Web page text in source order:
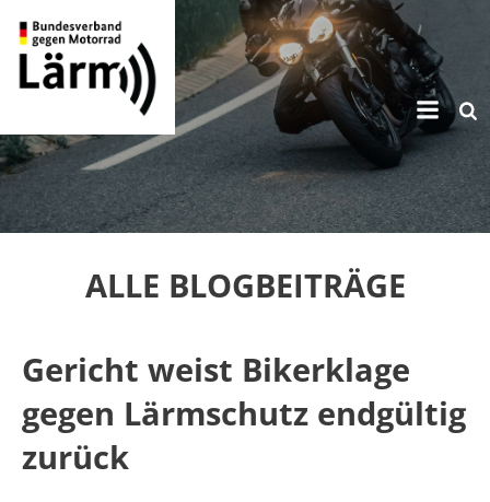
Zum
Inhalt
springen
ALLE BLOGBEITRÄGE
Gericht weist Bikerklage
gegen Lärmschutz endgültig
zurück